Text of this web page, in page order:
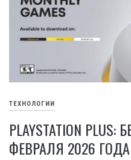
ТЕХНОЛОГИИ
PLAYSTATION
ФЕВРАЛЯ 2026 ГОДА